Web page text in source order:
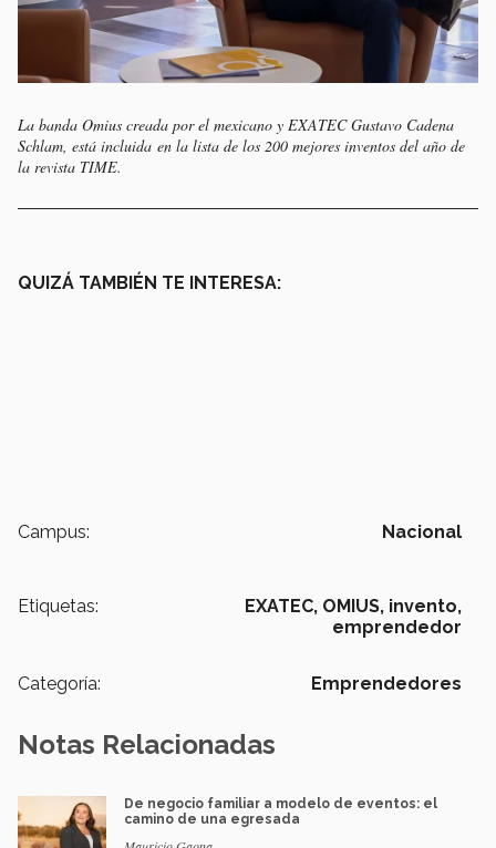
La banda Omius creada por el mexicano y EXATEC Gustavo Cadena
Schlam, está incluida en la lista de los 200 mejores inventos del año de
la revista TIME.
QUIZÁ TAMBIÉN TE INTERESA:
Campus: Nacional
Etiquetas: EXATEC, OMIUS, invento,
emprendedor
Categoría: Emprendedores
Notas Relacionadas
De negocio familiar a modelo de eventos: el
camino de una egresada